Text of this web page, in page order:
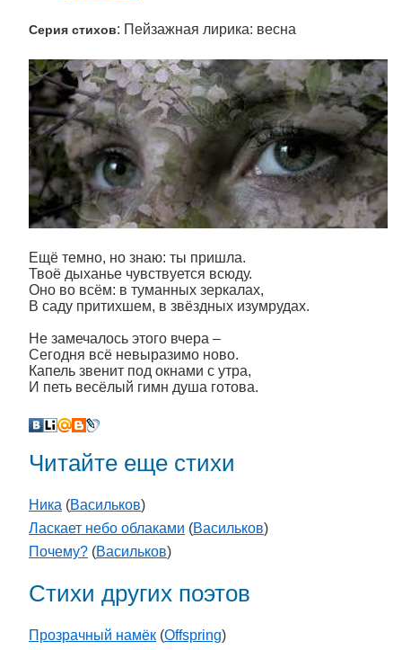
Серия стихов: Пейзажная лирика: весна
Ещё темно, но знаю: ты пришла.
Твоё дыханье чувствуется всюду.
Оно во всём: в туманных зеркалах,
В саду притихшем, в звёздных изумрудах.
Не замечалось этого вчера –
Сегодня всё невыразимо ново.
Капель звенит под окнами с утра,
И петь весёлый гимн душа готова.
Читайте еще стихи
Ника (Васильков)
Ласкает небо облаками (Васильков)
Почему? (Васильков)
Стихи других поэтов
Прозрачный намёк (Offspring)